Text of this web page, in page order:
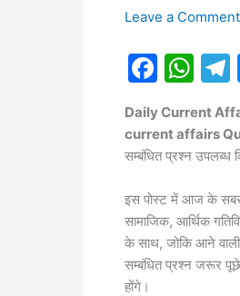
Leave a Comment
F
c
e
b
o
o
k
W
at
s
A
p
p
Daily Current
current affairs
सम्बंधित प्रश्न उपलब्ध
इस पोस्ट में आज के सबसे
सामाजिक, आर्थिक
के साथ, जोकि आने
सम्बंधित प्रश्न जरूर
होंगे।